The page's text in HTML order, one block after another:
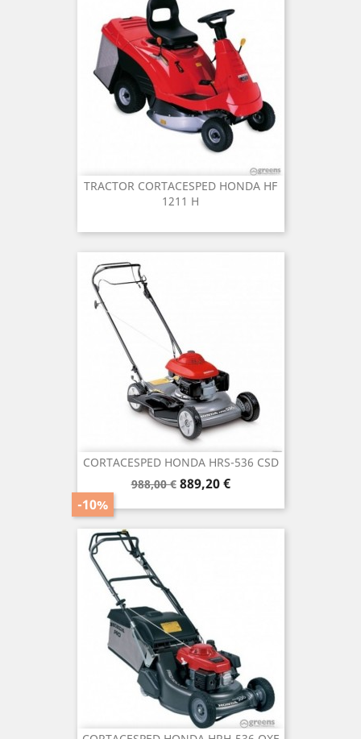
TRACTOR CORTACESPED HONDA HF
1211 H
CORTACESPED HONDA HRS-536 CSD
Precio
988,00 €
-10%
Precio
889,20 €